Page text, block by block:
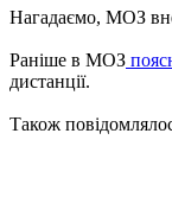
Нагадаємо, МОЗ
Раніше в МОЗ
дистанції.
Також